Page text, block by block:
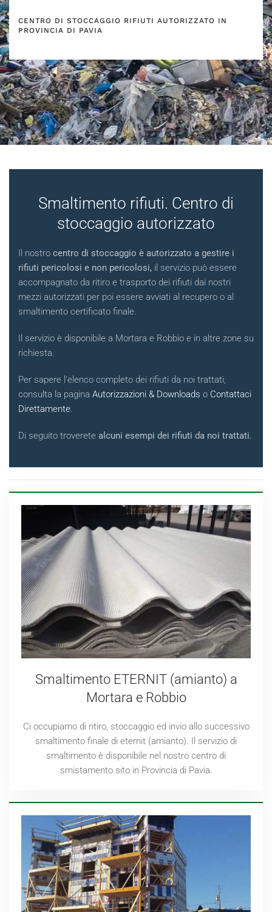
CENTRO DI STOCCAGGIO RIFIUTI AUTORIZZATO IN
PROVINCIA DI PAVIA
Smaltimento rifiuti. Centro di
stoccaggio autorizzato
Il nostro centro di stoccaggio è autorizzato a gestire i
rifiuti pericolosi e non pericolosi, il servizio può essere
accompagnato da ritiro e trasporto dei rifiuti dai nostri
mezzi autorizzati per poi essere avviati al recupero o al
smaltimento certificato finale.
Il servizio è disponibile a Mortara e Robbio e in altre zone su
richiesta.
Per sapere l'elenco completo dei rifiuti da noi trattati,
consulta la pagina Autorizzazioni & Downloads o Contattaci
Direttamente.
Di seguito troverete alcuni esempi dei rifiuti da noi trattati.
Smaltimento ETERNIT (amianto) a
Mortara e Robbio
Ci occupiamo di ritiro, stoccaggio ed invio allo successivo
smaltimento finale di eternit (amianto). Il servizio di
smaltimento è disponibile nel nostro centro di
smistamento sito in Provincia di Pavia.